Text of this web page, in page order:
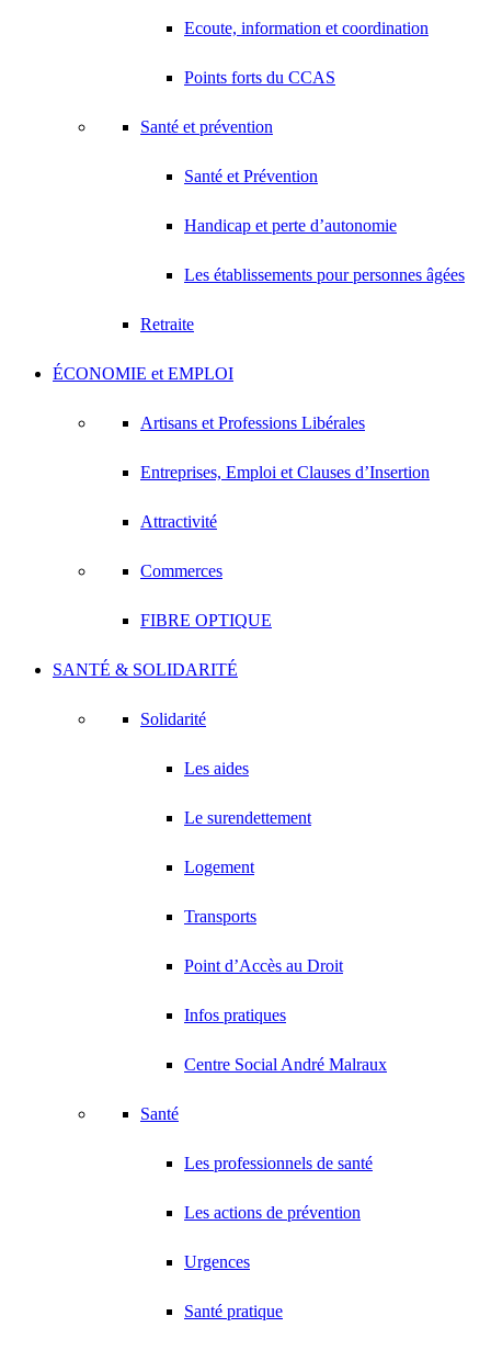
Ecoute, information et coordination
Points forts du CCAS
Santé et prévention
Santé et Prévention
Handicap et perte d’autonomie
Les établissements pour personnes âgées
Retraite
ÉCONOMIE et EMPLOI
Artisans et Professions Libérales
Entreprises, Emploi et Clauses d’Insertion
Attractivité
Commerces
FIBRE OPTIQUE
SANTÉ & SOLIDARITÉ
Solidarité
Les aides
Le surendettement
Logement
Transports
Point d’Accès au Droit
Infos pratiques
Centre Social André Malraux
Santé
Les professionnels de santé
Les actions de prévention
Urgences
Santé pratique